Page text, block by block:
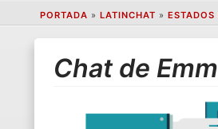
PORTADA » LATINCHAT » ESTADOS
Chat de